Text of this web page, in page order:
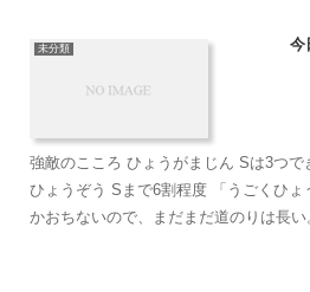
未分類 今
強敵のこころ ひょうがまじん Sは3つで
ひょうぞう Sまで6割程度 「うごくひょ
かおちないので、まだまだ道のりは長